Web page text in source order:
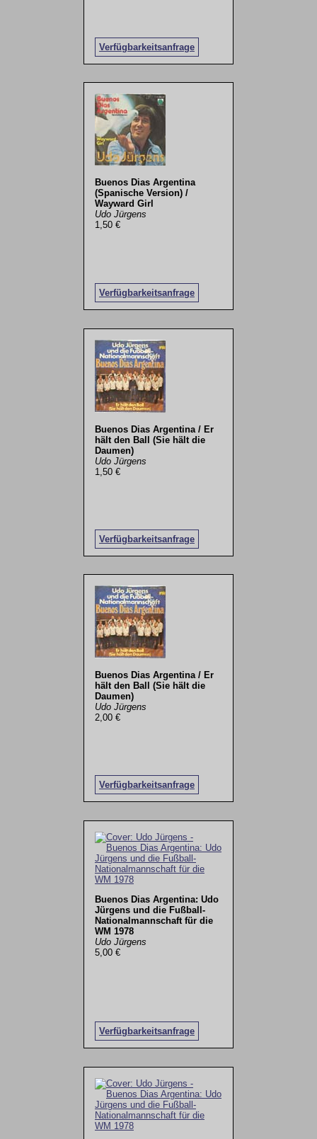
Verfügbarkeitsanfrage
Buenos Dias Argentina
(Spanische Version) /
Wayward Girl
Udo Jürgens
1,50 €
Verfügbarkeitsanfrage
Buenos Dias Argentina / Er
hält den Ball (Sie hält die
Daumen)
Udo Jürgens
1,50 €
Verfügbarkeitsanfrage
Buenos Dias Argentina / Er
hält den Ball (Sie hält die
Daumen)
Udo Jürgens
2,00 €
Verfügbarkeitsanfrage
Buenos Dias Argentina: Udo
Jürgens und die Fußball-
Nationalmannschaft für die
WM 1978
Udo Jürgens
5,00 €
Verfügbarkeitsanfrage